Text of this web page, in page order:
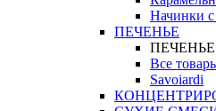
Начинки
ПЕЧЕНЬЕ
ПЕЧЕНЬЕ
Все
Savoiardi